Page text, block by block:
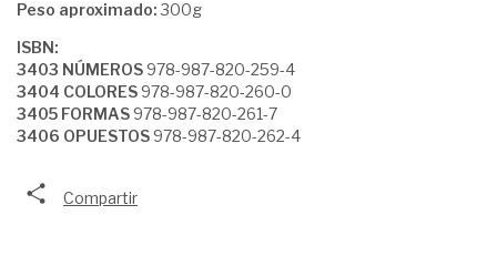
Peso aproximado:300g
ISBN:
3403 NÚMEROS 978-987-820-259-4
3404 COLORES 978-987-820-260-0
3405 FORMAS 978-987-820-261-7
3406 OPUESTOS 978-987-820-262-4
Compartir